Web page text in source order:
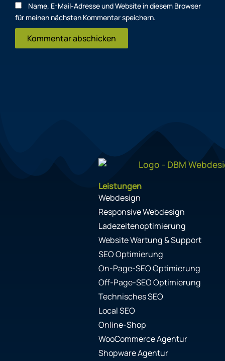
Name, E-Mail-Adresse und Website in diesem Browser
für meinen nächsten Kommentar speichern.
Leistungen
Webdesign
Responsive Webdesign
Ladezeitenoptimierung
Website Wartung & Support
SEO Optimierung
On-Page-SEO Optimierung
Off-Page-SEO Optimierung
Technisches SEO
Local SEO
Online-Shop
WooCommerce Agentur
Shopware Agentur